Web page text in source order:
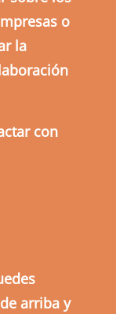
o
la
con
arriba y